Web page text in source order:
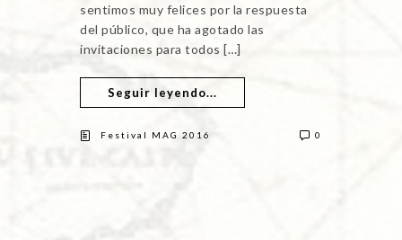
sentimos muy felices por la respuesta
del público, que ha agotado las
invitaciones para todos […]
Seguir leyendo...
Festival MAG 2016 0